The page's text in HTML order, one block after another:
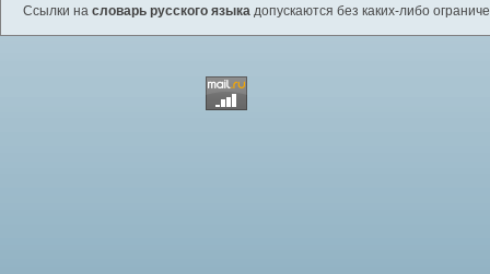
Ссылки на словарь русского языка допускаются без каких-либо